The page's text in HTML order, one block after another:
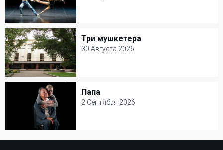
28 Августа 2026
Александринский театр
Балет и Танец
Три мушкетера
30 Августа 2026
Три мушкетера
30 Августа 2026
Театр Моссовета
Музыкальный спектакль
Папа
2 Сентября 2026
Папа
2 Сентября 2026